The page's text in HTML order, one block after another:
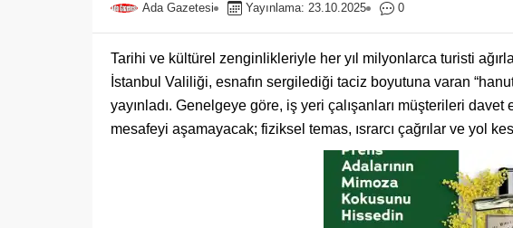
Ada Gazetesi Yayınlama: 23.10.2025 0
Tarihi ve kültürel zenginlikleriyle her yıl milyonlarca turisti
İstanbul Valiliği, esnafın sergilediği taciz boyutuna varan
yayınladı. Genelgeye göre, iş yeri çalışanları müşterileri
mesafeyi aşamayacak; fiziksel temas, ısrarcı çağrılar ve yol